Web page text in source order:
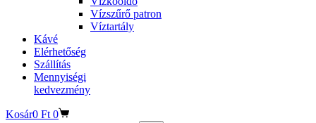
Vízszűrő patron
Víztartály
Kávé
Elérhetőség
Szállítás
Mennyiségi
kedvezmény
Kosár0 Ft 0